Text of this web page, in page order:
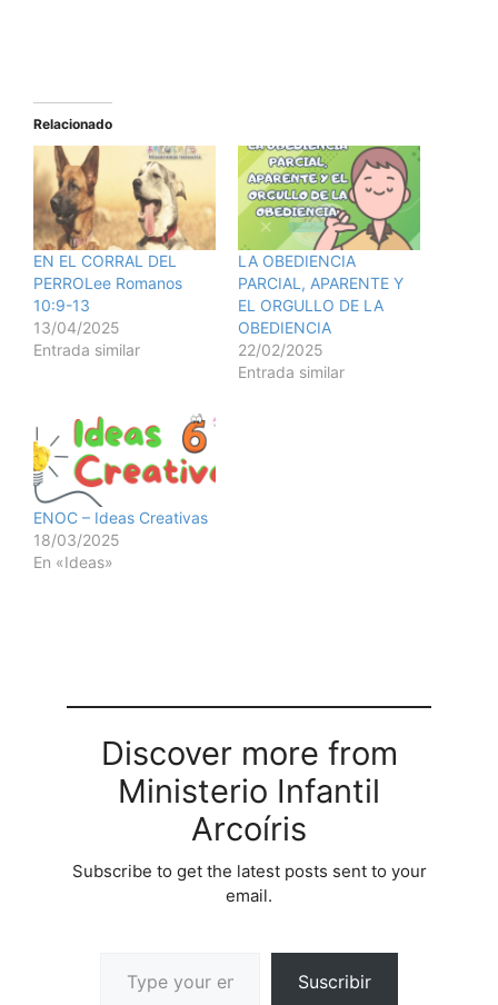
Relacionado
EN EL CORRAL DEL
PERROLee Romanos
10:9-13
13/04/2025
Entrada similar
LA OBEDIENCIA
PARCIAL, APARENTE Y
EL ORGULLO DE LA
OBEDIENCIA
22/02/2025
Entrada similar
ENOC – Ideas Creativas
18/03/2025
En «Ideas»
Discover more from
Ministerio Infantil
Arcoíris
Subscribe to get the latest posts sent to your
email.
Suscribir